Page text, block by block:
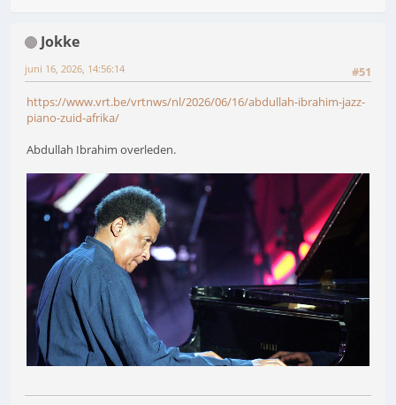
Jokke
#51
juni 16, 2026, 14:56:14
https://www.vrt.be/vrtnws/nl/2026/06/16/abdullah-ibrahim-jazz-
piano-zuid-afrika/
Abdullah Ibrahim overleden.